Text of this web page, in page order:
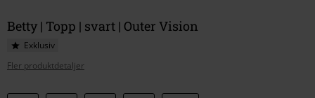
Betty | Topp | svart | Outer Vision
Exklusiv
Fler produktdetaljer